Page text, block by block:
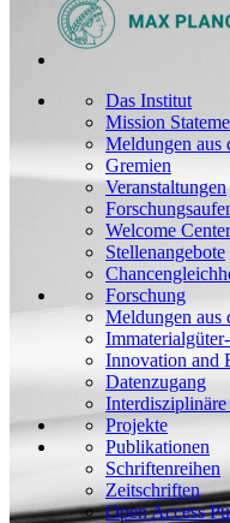
Das Institut
Mission
Meldungen aus
Gremien
Veranstaltungen
Welcome Center
Stellenangebote
Forschung
Meldungen aus
Innovation and
Datenzugang
Projekte
Publikationen
Schriftenreihen
Zeitschriften
Open Access